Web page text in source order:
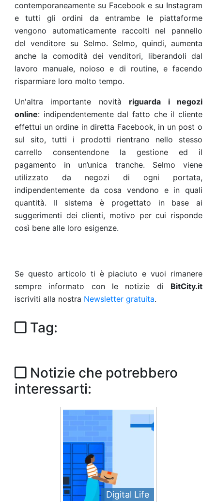
contemporaneamente su Facebook e su Instagram
e tutti gli ordini da entrambe le piattaforme
vengono automaticamente raccolti nel pannello
del venditore su Selmo. Selmo, quindi, aumenta
anche la comodità dei venditori, liberandoli dal
lavoro manuale, noioso e di routine, e facendo
risparmiare loro molto tempo.
Un'altra importante novità riguarda i negozi
online: indipendentemente dal fatto che il cliente
effettui un ordine in diretta Facebook, in un post o
sul sito, tutti i prodotti rientrano nello stesso
carrello consentendone la gestione ed il
pagamento in un’unica tranche. Selmo viene
utilizzato da negozi di ogni portata,
indipendentemente da cosa vendono e in quali
quantità. Il sistema è progettato in base ai
suggerimenti dei clienti, motivo per cui risponde
così bene alle loro esigenze.
Se questo articolo ti è piaciuto e vuoi rimanere
sempre informato con le notizie di BitCity.it
iscriviti alla nostra Newsletter gratuita.
Tag:
Notizie che potrebbero
interessarti:
Digital Life